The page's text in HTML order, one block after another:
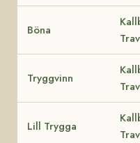
Böna
Tryggvinn
Lill Trygga